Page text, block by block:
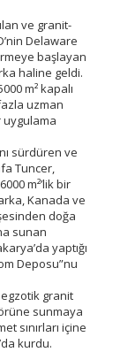
ve granit-
Delaware
başlayan
haline geldi.
m² kapalı
uzman
uygulama
sürdüren ve
Tuncer,
m²’lik bir
Kanada ve
doğa
sunan
yaptığı
Deposu”nu
granit
sunmaya
sınırları içine
kurdu.